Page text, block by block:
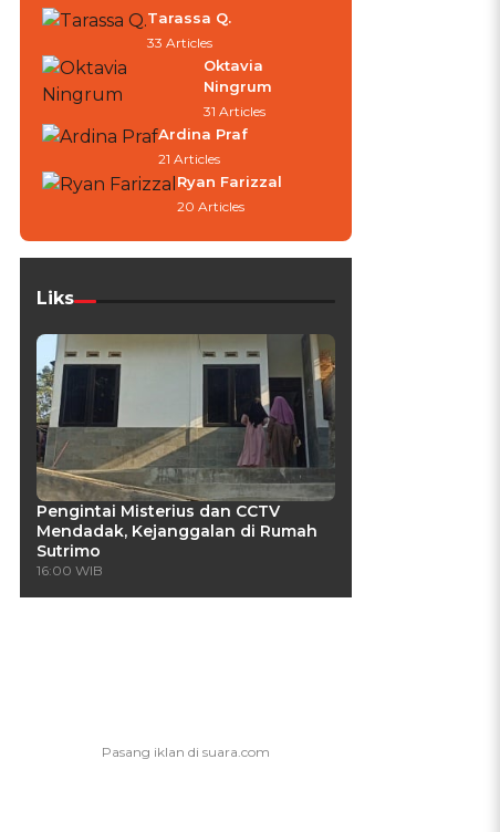
Tarassa Q.
33 Articles
Oktavia
Ningrum
31 Articles
Ardina Praf
21 Articles
Ryan Farizzal
20 Articles
Liks
Pengintai Misterius dan CCTV
Mendadak, Kejanggalan di Rumah
Sutrimo
16:00 WIB